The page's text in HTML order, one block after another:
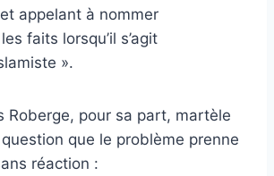
appelant à nommer
faits lorsqu’il s’agit
».
Roberge, pour sa part, martèle
question que le problème prenne
réaction :